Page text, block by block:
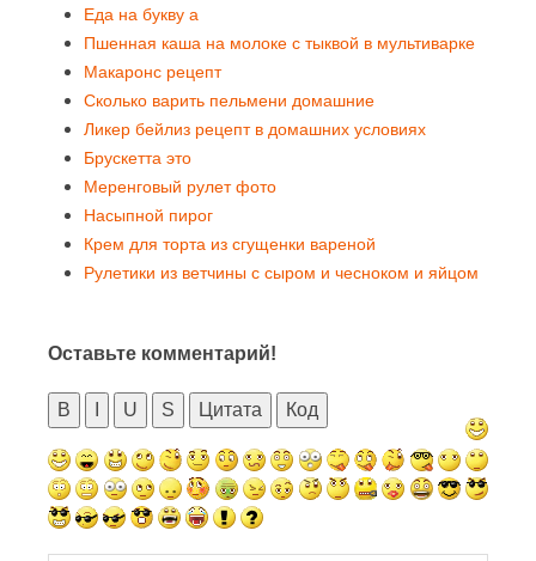
Еда на букву а
Пшенная каша на молоке с тыквой в мультиварке
Макаронс рецепт
Сколько варить пельмени домашние
Ликер бейлиз рецепт в домашних условиях
Брускетта это
Меренговый рулет фото
Насыпной пирог
Крем для торта из сгущенки вареной
Рулетики из ветчины с сыром и чесноком и яйцом
Оставьте комментарий!
B U S Цитата Код